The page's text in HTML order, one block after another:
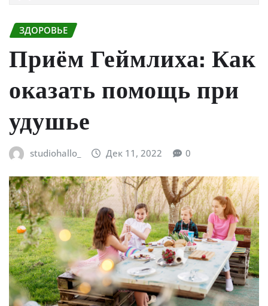
ЗДОРОВЬЕ
Приём Геймлиха: Как
оказать помощь при
удушье
studiohallo_ Дек 11, 2022 0